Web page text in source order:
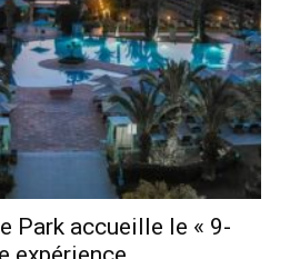
Park accueille le « 9-